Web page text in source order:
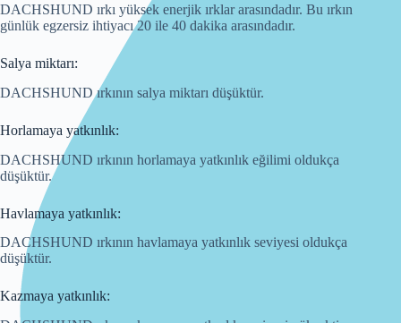
DACHSHUND ırkı yüksek enerjik ırklar arasındadır. Bu ırkın
günlük egzersiz ihtiyacı 20 ile 40 dakika arasındadır.
Salya miktarı:
DACHSHUND ırkının salya miktarı düşüktür.
Horlamaya yatkınlık:
DACHSHUND ırkının horlamaya yatkınlık eğilimi oldukça
düşüktür.
Havlamaya yatkınlık:
DACHSHUND ırkının havlamaya yatkınlık seviyesi oldukça
düşüktür.
Kazmaya yatkınlık: